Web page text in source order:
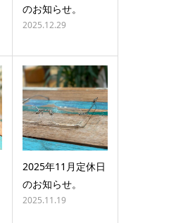
のお知らせ。
2025.12.29
2025年11月定休日
のお知らせ。
2025.11.19